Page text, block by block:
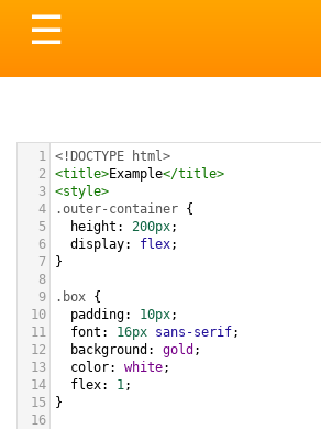
Toggle
navigation
☰
1 <!DOCTYPE html>
2
<title>Example</title>
3 <style>
4
.outer-container {
5
height : 200px;
6
display: flex;
7
}
8
9
.box {
10
padding: 10px;
11
font : 16px sans-serif;
12
background : gold ;
13
color: white;
14
flex: 1;
15
}
16